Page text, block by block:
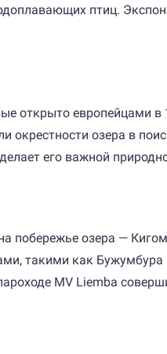
птиц.
открыто европейцами
окрестности озера в
его важной
побережье озера —
такими как
MV Liemba